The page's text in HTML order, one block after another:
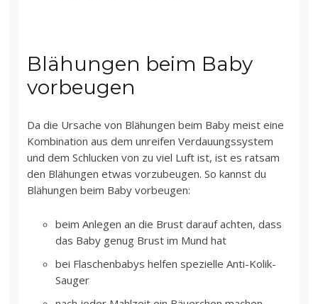
Blähungen beim Baby
vorbeugen
Da die Ursache von Blähungen beim Baby meist eine
Kombination aus dem unreifen Verdauungssystem
und dem Schlucken von zu viel Luft ist, ist es ratsam
den Blähungen etwas vorzubeugen. So kannst du
Blähungen beim Baby vorbeugen:
beim Anlegen an die Brust darauf achten, dass
das Baby genug Brust im Mund hat
bei Flaschenbabys helfen spezielle Anti-Kolik-
Sauger